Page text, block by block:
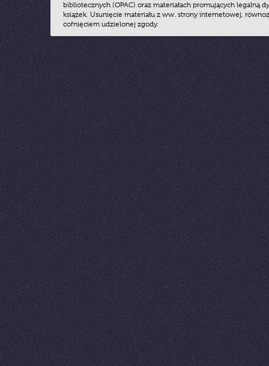
bibliotecznych (OPAC) oraz materiałach promujących legalną
książek. Usunięcie materiału z ww. strony internetowej,
cofnięciem udzielonej zgody.